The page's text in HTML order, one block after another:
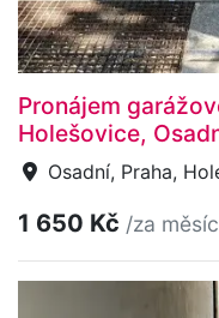
Pronájem
Holešovice,
Osadní, Praha,
1 650 Kč /za měsíc